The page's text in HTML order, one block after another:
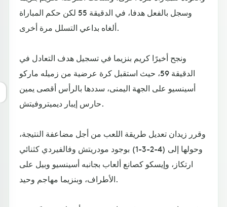
وسجل بالفعل هدفا، في الدقيقة 55 لكن حكم المباراة
ألغاه بداعي التسلل مرة أخرى.
ونجح أخيرًا كريم بنزيما في تسجيل هدف التعادل في
الدقيقة 59، حيث استقبل كرة عرضية من زميله ماركو
أسينسيو على الجهة اليمنى، سددها بالرأس أقصى يمين
حارس إيبار ديميتروفيتش.
وقرر زيدان تعديل طريقة اللعب من أجل مضاعفة النتيجة،
وحولها إلى (4-2-3-1) بوجود مودريتش وفالفيردي كثنائي
ارتكاز، وإيسكو كصانع ألعاب بجانبه أسينسيو وبيل على
الأطراف، وبنزيما مهاجم وحيد.